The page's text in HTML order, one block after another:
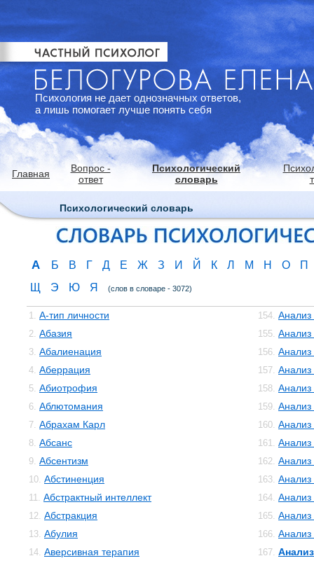
Психология не дает однозначных ответов,
а лишь помогает лучше понять себя
Главная
Вопрос -
ответ
Психологический
словарь
Психологический словарь
А Б В Г Д Е Ж З И Й К Л М Н О
П
Щ
Э Ю Я (слов в словаре - 3072)
1. А-тип личности
2. Абазия
3. Абалиенация
4. Аберрация
5. Абиотрофия
6. Аблютомания
7. Абрахам Карл
8. Абсанс
9. Абсентизм
10. Абстиненция
11. Абстрактный интеллект
12. Абстракция
13. Абулия
14. Аверсивная терапия
154. Анализ
155. Анализ
156. Анализ
157. Анализ
158. Анализ
159. Анализ
160. Анализ
161.
162. Анализ
163. Анализ
164.
165. Анализ
166.
167.